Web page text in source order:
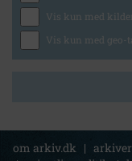
Vis kun med kilder
Vis kun med geo-
om arkiv.dk | arkiver